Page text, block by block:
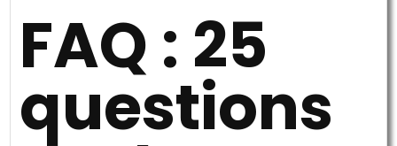
FAQ : 25
questions